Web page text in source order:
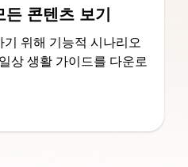
콘텐츠 보기
위해 기능적 시나리오
상 생활 가이드를 다운로